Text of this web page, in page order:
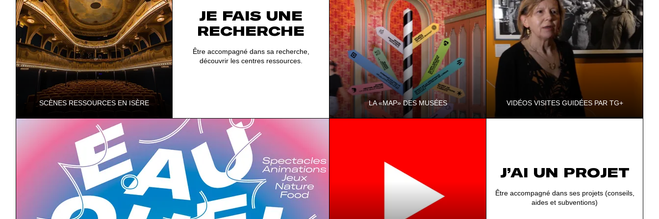
Département, pa…
SCÈNES RESSOURCES EN ISÈRE
Le Département de l'Isère affirme son
attachement à la culture de proximité en
identifiant les structures qui participent à …
JE FAIS UNE
RECHERCHE
Être accompagné dans sa recherche,
découvrir les centres ressources.
LA «MAP» DES MUSÉES VIDÉOS VISITES GUIDÉES PAR TG+
J’AI UN PROJET
Être accompagné dans ses projets (conseils,
aides et subventions)